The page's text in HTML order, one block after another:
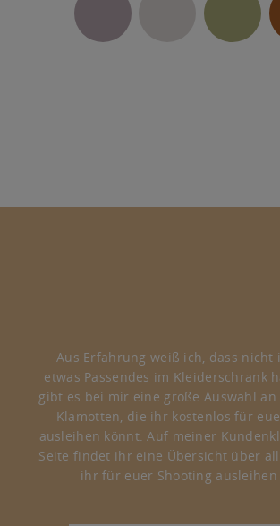
Aus Erfahrung weiß ich, dass nicht
etwas Passendes im Kleiderschrank
gibt es bei mir eine große Auswahl
Klamotten, die ihr kostenlos für
ausleihen könnt. Auf meiner
Seite findet ihr eine Übersicht über
ihr für euer Shooting ausleihen